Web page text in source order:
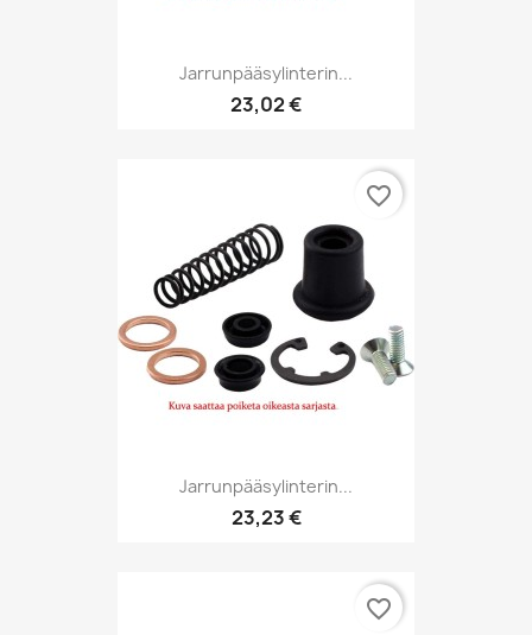
Jarrunpääsylinterin...
23,02 €
Jarrunpääsylinterin...
23,23 €
favorite_border
favorite_border